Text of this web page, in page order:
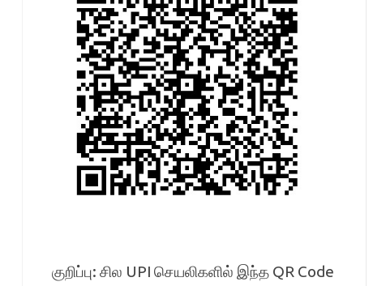
குறிப்பு: சில UPI செயலிகளில் இந்த QR Code